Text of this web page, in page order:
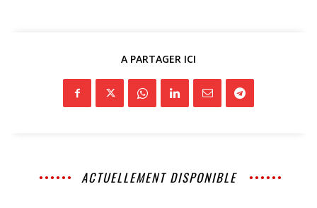
A PARTAGER ICI
ACTUELLEMENT DISPONIBLE